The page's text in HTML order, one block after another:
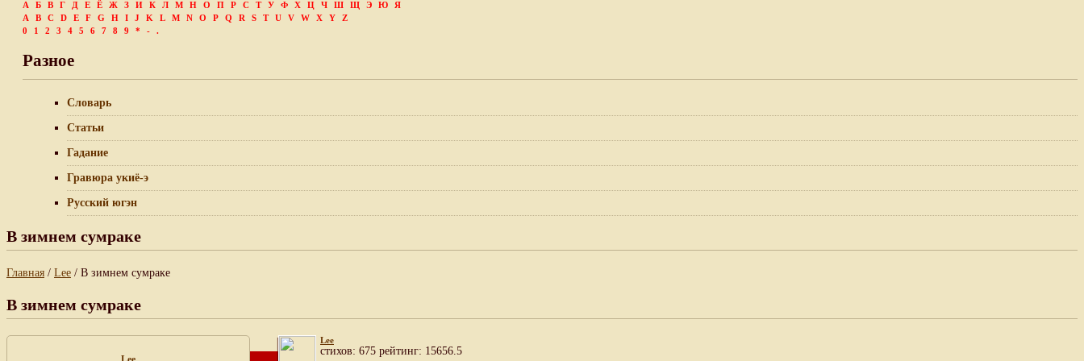
А Б В Г Д Е Ё Ж З И К Л М Н О П Р С Т У Ф Х Ц Ч Ш Щ Э Ю
Я
A
B C D E F G H I J K L M N O P Q R S T U V W X Y
Z
0
1 2 3 4 5 6 7 8 9 * - .
Разное
Словарь
Статьи
Гадание
Гравюра укиё-э
Русский югэн
В зимнем сумраке
Главная / Lee / В зимнем сумраке
В зимнем сумраке
Lee
cтихов: 675 рейтинг: 15656.5